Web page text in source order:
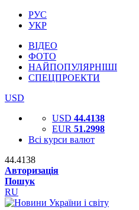
РУС
УКР
ВІДЕО
ФОТО
НАЙПОПУЛЯРНІШІ
СПЕЦПРОЕКТИ
USD
USD 44.4138
EUR 51.2998
Всі курси валют
44.4138
Авторизація
Пошук
RU